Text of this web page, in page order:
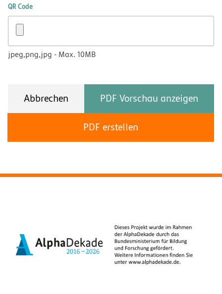
QR Code
jpeg,png,jpg - Max. 10MB
Abbrechen PDF Vorschau anzeigen
PDF erstellen